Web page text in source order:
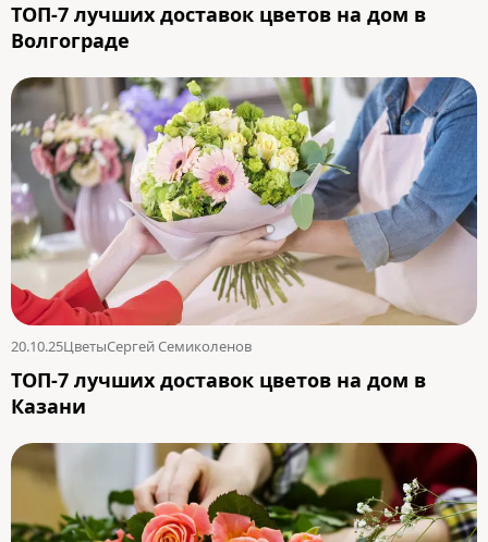
ТОП-7 лучших доставок цветов на дом в
Волгограде
20.10.25ЦветыСергей Семиколенов
ТОП-7 лучших доставок цветов на дом в
Казани